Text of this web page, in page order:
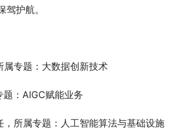
护航。
专题：大数据创新技术
：AIGC赋能业务
所属专题：人工智能算法与基础设施